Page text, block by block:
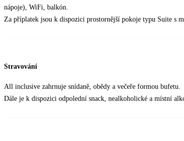
nápoje), WiFi, balkón.
Za příplatek jsou k dispozici prostornější pokoje typu Suite s
Stravování
All inclusive zahrnuje snídaně, obědy a večeře formou bufetu.
Dále je k dispozici odpolední snack, nealkoholické a místní